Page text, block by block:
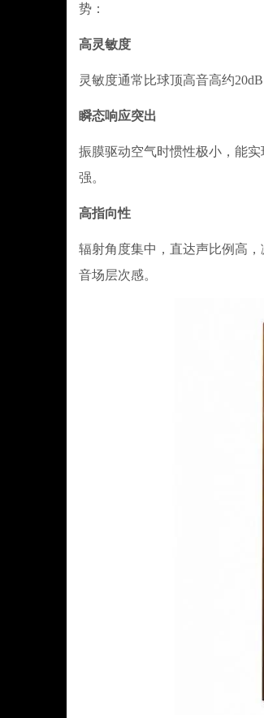
势：
高灵敏度
灵敏度通常比球顶高音高约
瞬态响应突出
振膜驱动空气时惯性极小，能
强。
高指向性
辐射角度集中，直达声比例高
音场层次感。